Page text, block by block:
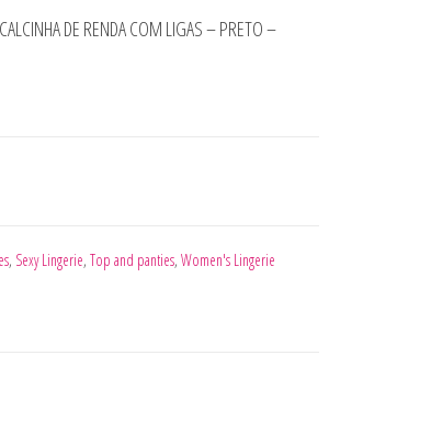
DE RENDA COM LIGAS – PRETO –
SUTIÃ E CALCINHA DE RENDA COM LIGAS - PRETO
, Sexy Lingerie, Top and panties, Women's Lingerie